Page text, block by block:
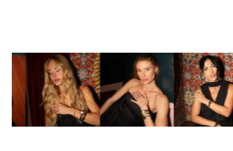
Design redondo feminino com
elegante
Pulseira bicolor prata e dourado
sofisticado
Mostrador analógico com